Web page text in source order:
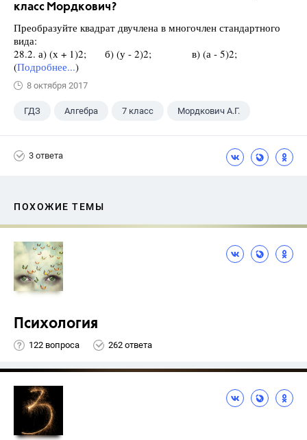
класс Мордкович?
Преобразуйте квадрат двучлена в многочлен стандартного
вида:
28.2. а) (х + 1)2; б) (у - 2)2; в) (а - 5)2;
(Подробнее...)
8 октября 2017
ГДЗ Алгебра 7 класс Мордкович А.Г.
3 ответа
ПОХОЖИЕ ТЕМЫ
Психология
122 вопроса 262 ответа